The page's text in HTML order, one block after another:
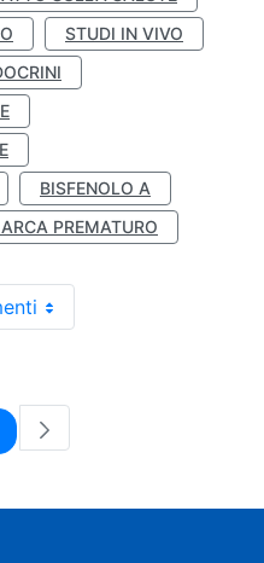
STUDI IN VIVO
BISFENOLO A
PREMATURO
Pagina